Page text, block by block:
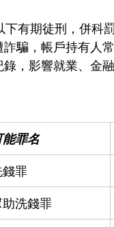
有期徒刑，併科罰
詐騙，帳戶持有人
錄，影響就業、金
能罪名
錢罪
助洗錢罪